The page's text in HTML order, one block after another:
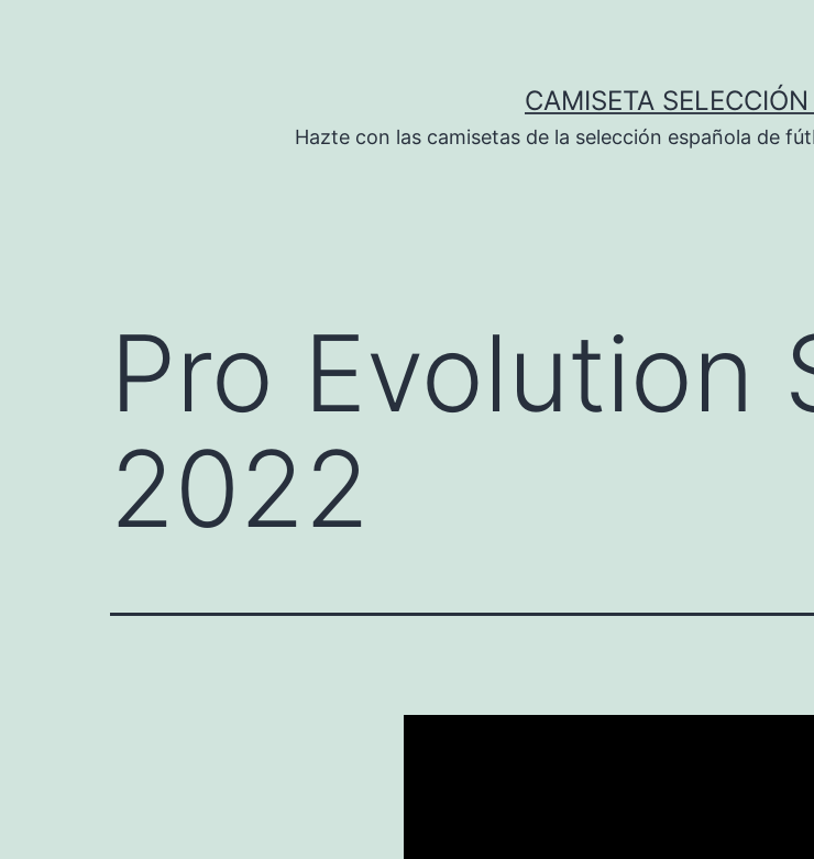
CAMISETA
Hazte con las camisetas de la selección española de
Pro Evolution
2022